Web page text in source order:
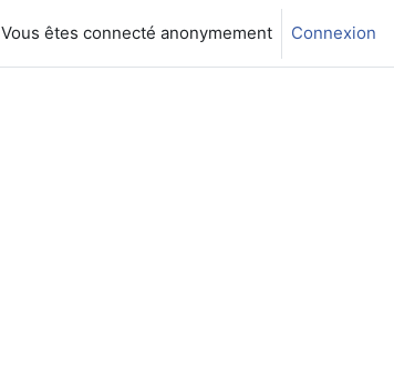
Vous êtes connecté anonymement Connexion